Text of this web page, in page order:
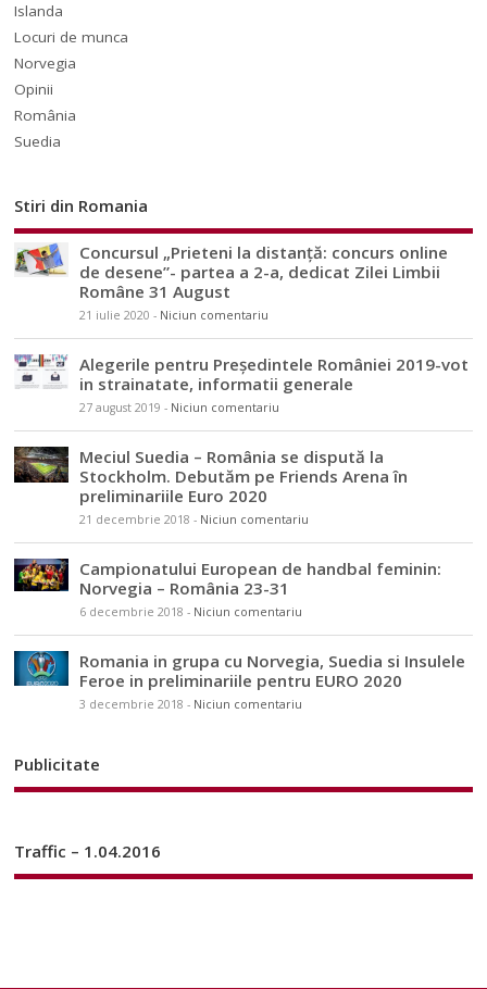
Islanda
Locuri de munca
Norvegia
Opinii
România
Suedia
Stiri din Romania
Concursul „Prieteni la distanță: concurs online
de desene”- partea a 2-a, dedicat Zilei Limbii
Române 31 August
21 iulie 2020 - Niciun comentariu
Alegerile pentru Președintele României 2019-vot
in strainatate, informatii generale
27 august 2019 - Niciun comentariu
Meciul Suedia – România se dispută la
Stockholm. Debutăm pe Friends Arena în
preliminariile Euro 2020
21 decembrie 2018 - Niciun comentariu
Campionatului European de handbal feminin:
Norvegia – România 23-31
6 decembrie 2018 - Niciun comentariu
Romania in grupa cu Norvegia, Suedia si Insulele
Feroe in preliminariile pentru EURO 2020
3 decembrie 2018 - Niciun comentariu
Publicitate
Traffic – 1.04.2016